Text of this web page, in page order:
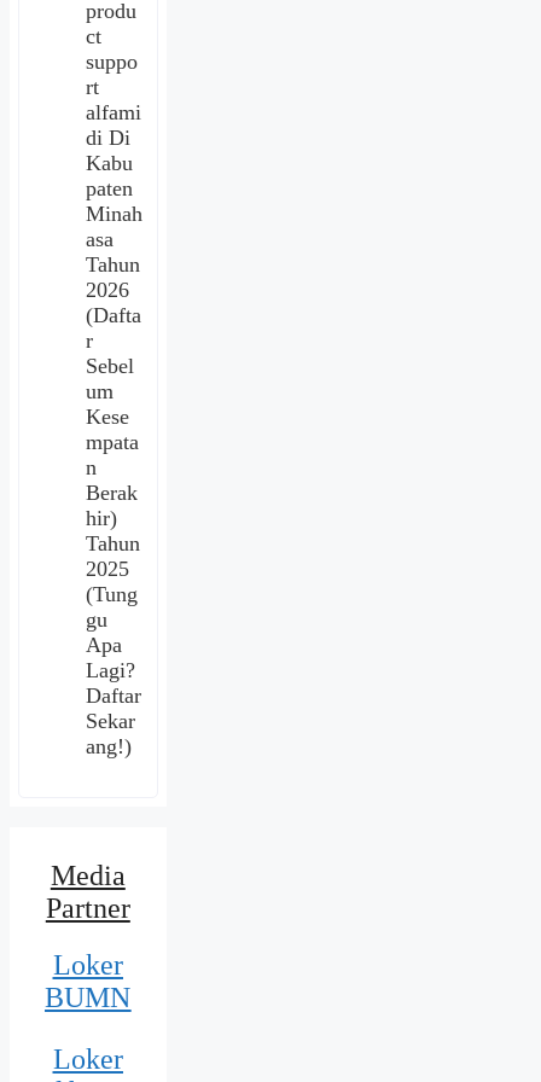
produ
ct
suppo
rt
alfami
di Di
Kabu
paten
Minah
asa
Tahun
2026
(Dafta
r
Sebel
um
Kese
mpata
n
Berak
hir)
Tahun
2025
(Tung
gu
Apa
Lagi?
Daftar
Sekar
ang!)
Media
Partner
Loker
BUMN
Loker